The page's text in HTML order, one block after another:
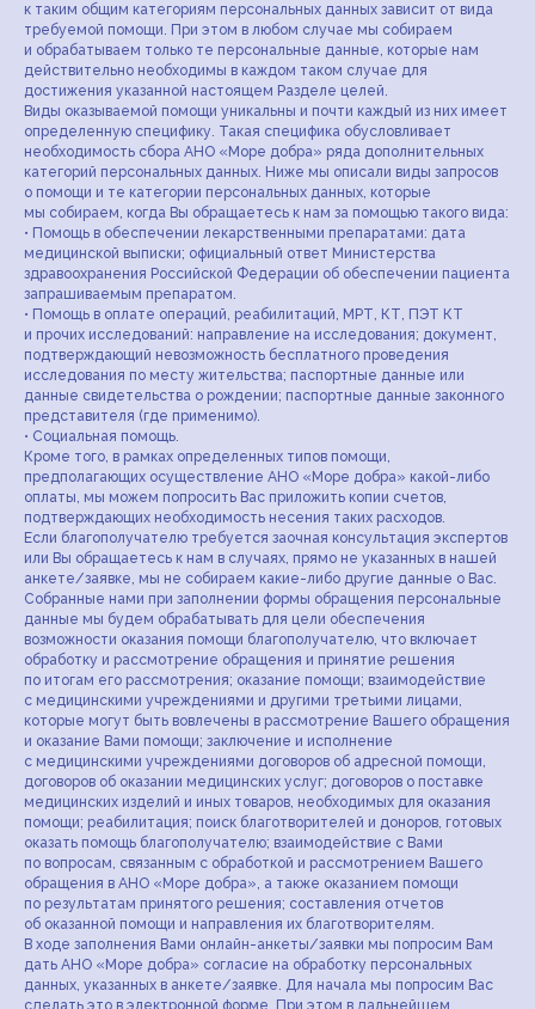
к таким общим категориям персональных данных зависит от вида
требуемой помощи. При этом в любом случае мы собираем
и обрабатываем только те персональные данные, которые нам
действительно необходимы в каждом таком случае для
достижения указанной настоящем Разделе целей.
Виды оказываемой помощи уникальны и почти каждый из них имеет
определенную специфику. Такая специфика обусловливает
необходимость сбора АНО «Море добра» ряда дополнительных
категорий персональных данных. Ниже мы описали виды запросов
о помощи и те категории персональных данных, которые
мы собираем, когда Вы обращаетесь к нам за помощью такого вида:
• Помощь в обеспечении лекарственными препаратами: дата
медицинской выписки; официальный ответ Министерства
здравоохранения Российской Федерации об обеспечении пациента
запрашиваемым препаратом.
• Помощь в оплате операций, реабилитаций, МРТ, КТ, ПЭТ КТ
и прочих исследований: направление на исследования; документ,
подтверждающий невозможность бесплатного проведения
исследования по месту жительства; паспортные данные или
данные свидетельства о рождении; паспортные данные законного
представителя (где применимо).
• Социальная помощь.
Кроме того, в рамках определенных типов помощи,
предполагающих осуществление АНО «Море добра» какой-либо
оплаты, мы можем попросить Вас приложить копии счетов,
подтверждающих необходимость несения таких расходов.
Если благополучателю требуется заочная консультация экспертов
или Вы обращаетесь к нам в случаях, прямо не указанных в нашей
анкете/заявке, мы не собираем какие-либо другие данные о Вас.
Собранные нами при заполнении формы обращения персональные
данные мы будем обрабатывать для цели обеспечения
возможности оказания помощи благополучателю, что включает
обработку и рассмотрение обращения и принятие решения
по итогам его рассмотрения; оказание помощи; взаимодействие
с медицинскими учреждениями и другими третьими лицами,
которые могут быть вовлечены в рассмотрение Вашего обращения
и оказание Вами помощи; заключение и исполнение
с медицинскими учреждениями договоров об адресной помощи,
договоров об оказании медицинских услуг; договоров о поставке
медицинских изделий и иных товаров, необходимых для оказания
помощи; реабилитация; поиск благотворителей и доноров, готовых
оказать помощь благополучателю; взаимодействие с Вами
по вопросам, связанным с обработкой и рассмотрением Вашего
обращения в АНО «Море добра», а также оказанием помощи
по результатам принятого решения; составления отчетов
об оказанной помощи и направления их благотворителям.
В ходе заполнения Вами онлайн-анкеты/заявки мы попросим Вам
дать АНО «Море добра» согласие на обработку персональных
данных, указанных в анкете/заявке. Для начала мы попросим Вас
сделать это в электронной форме. При этом в дальнейшем